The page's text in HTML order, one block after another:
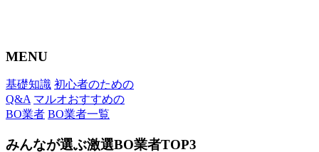
MENU
基礎知識 初心者のための
Q&A マルオおすすめの
BO業者 BO業者一覧
みんなが選ぶ激選BO業者TOP3